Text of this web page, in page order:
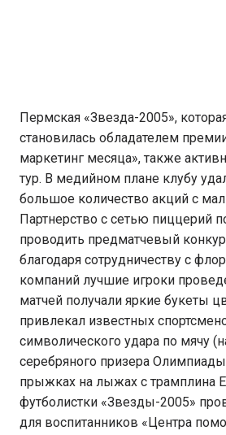
Пермская «Звезда-2005»,
становилась обладателем
маркетинг месяца», также
тур. В медийном плане клубу
большое количество акций с
Партнерство с сетью пиццерий
проводить предматчевый
благодаря сотрудничеству с
компаний лучшие игроки
матчей получали яркие букеты
привлекал известных
символического удара по мячу
серебряного призера
прыжках на лыжах с трамплина
футболистки «Звезды-2005»
для воспитанников «Центра